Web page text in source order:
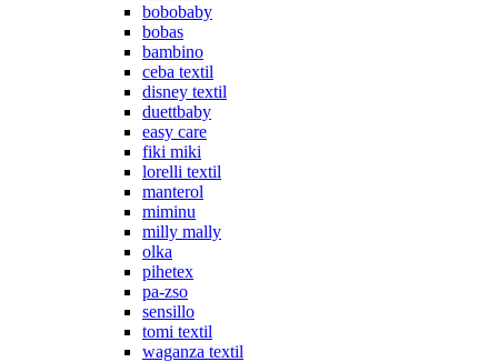
bobobaby
bobas
bambino
ceba textil
disney textil
duettbaby
easy care
fiki miki
lorelli textil
manterol
miminu
milly mally
olka
pihetex
pa-zso
sensillo
tomi textil
waganza textil